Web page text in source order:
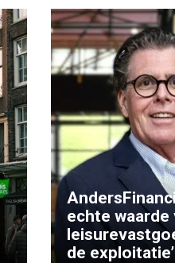
echte waarde
de exploitatie’